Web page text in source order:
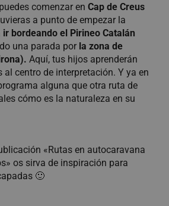
comenzar en Cap de Creus
a punto de empezar la
ir bordeando el Pirineo Catalán
una parada por la zona de
Aquí, tus hijos aprenderán
centro de interpretación. Y ya en
alguna que otra ruta de
cómo es la naturaleza en su
«Rutas en autocaravana
os sirva de inspiración para
🙂